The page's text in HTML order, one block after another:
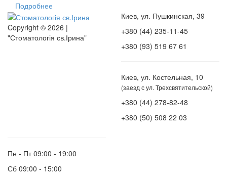
Подробнее
Copyright © 2026 |
"Стоматологія св.Ірина"
Киев, ул. Пушкинская, 39
+380 (44) 235-11-45
+380 (93) 519 67 61
Киев, ул. Костельная, 10
(заезд с ул. Трехсвятительской)
+380 (44) 278-82-48
+380 (50) 508 22 03
Пн - Пт09:00 - 19:00
Сб 09:00 - 15:00